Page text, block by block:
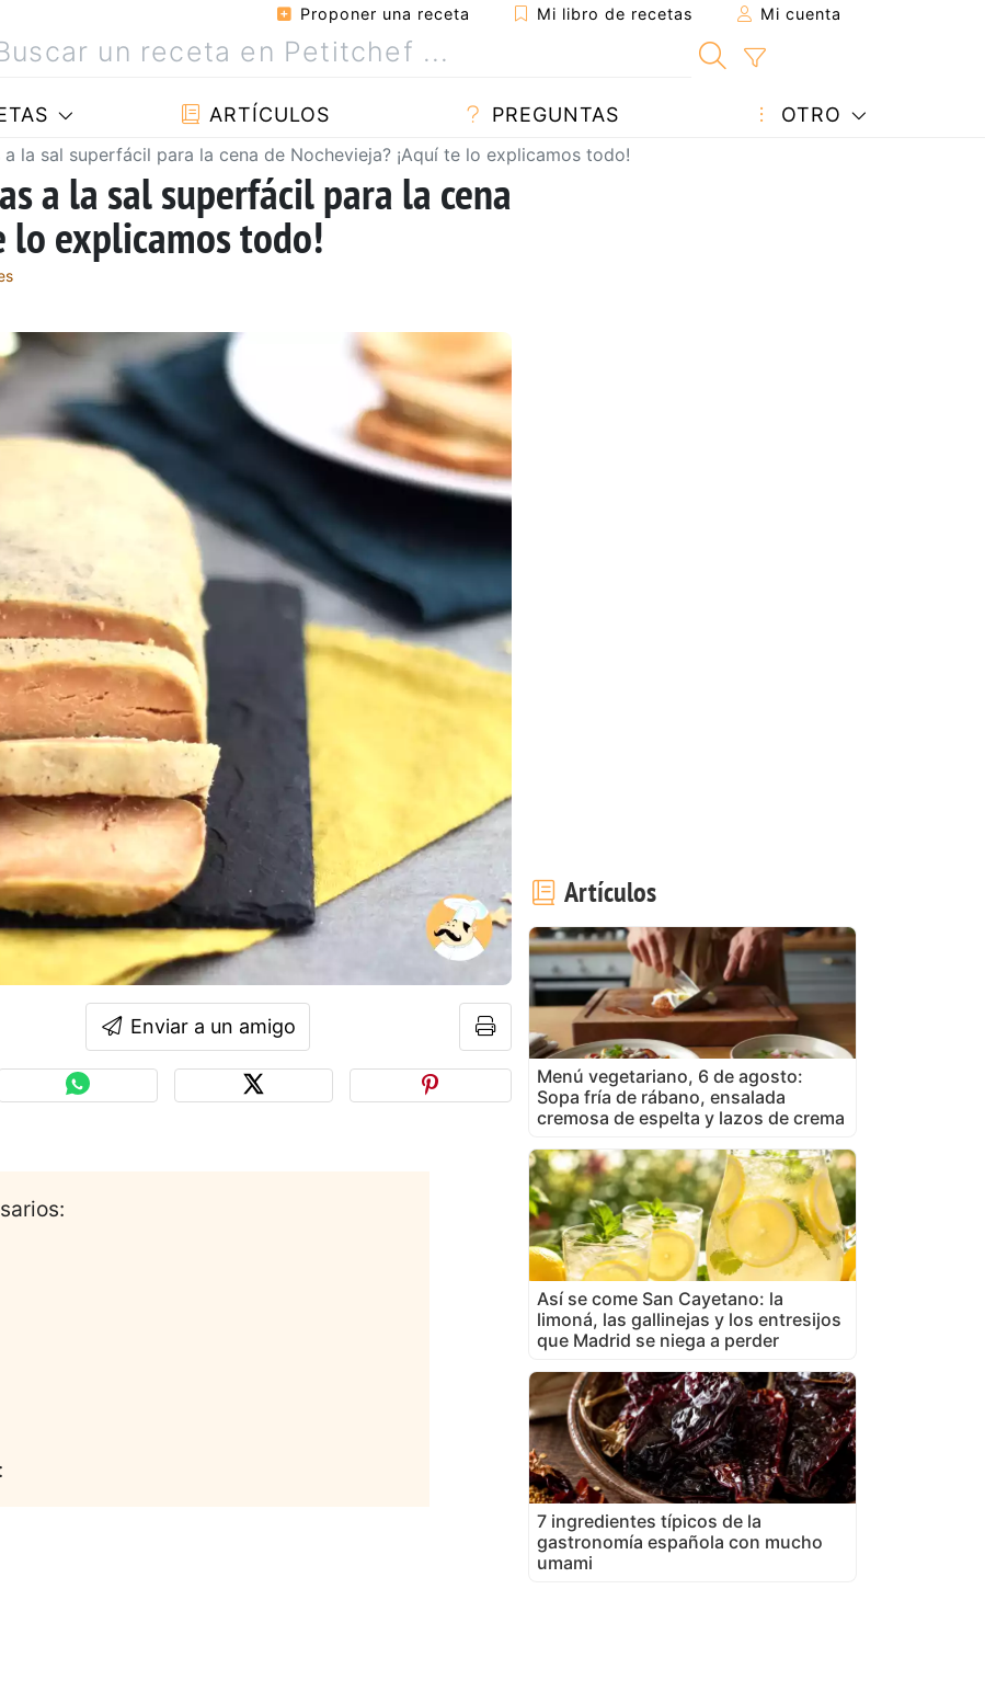
Proponer una receta Mi libro de recetas Mi cuenta
ARTÍCULOS PREGUNTAS OTRO
la sal superfácil para la cena de Nochevieja? ¡Aquí te lo explicamos todo!
a la sal superfácil para la cena
lo explicamos todo!
Enviar a un amigo
Artículos
Menú vegetariano, 6 de agosto:
Sopa fría de rábano, ensalada
cremosa de espelta y lazos de crema
Así se come San Cayetano: la
limoná, las gallinejas y los entresijos
que Madrid se niega a perder
7 ingredientes típicos de la
gastronomía española con mucho
umami